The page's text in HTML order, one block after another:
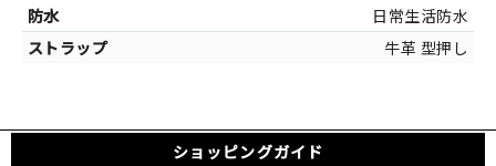
日常生活防水
牛革 型押し
ショッピングガイド